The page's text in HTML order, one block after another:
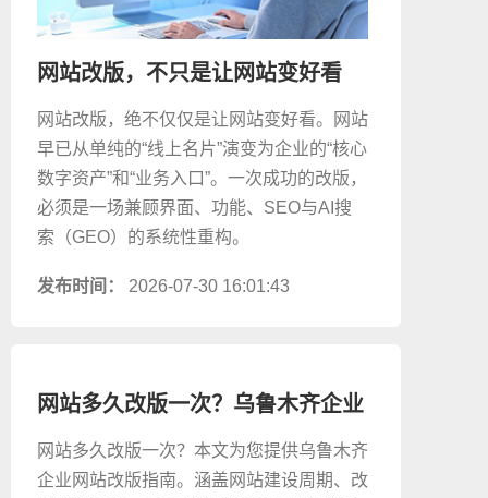
网站改版，不只是让网站变好看
网站改版，绝不仅仅是让网站变好看。网站
早已从单纯的“线上名片”演变为企业的“核心
数字资产”和“业务入口”。一次成功的改版，
必须是一场兼顾界面、功能、SEO与AI搜
索（GEO）的系统性重构。
发布时间： 2026-07-30 16:01:43
网站多久改版一次？乌鲁木齐企业
网站改版指南
网站多久改版一次？本文为您提供乌鲁木齐
企业网站改版指南。涵盖网站建设周期、改